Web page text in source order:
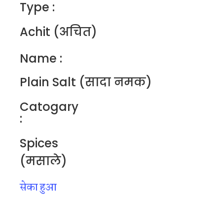
Type :
Achit (अचित)
Name :
Plain Salt (सादा नमक)
Catogary
:
Spices
(मसाले)
सेका हुआ